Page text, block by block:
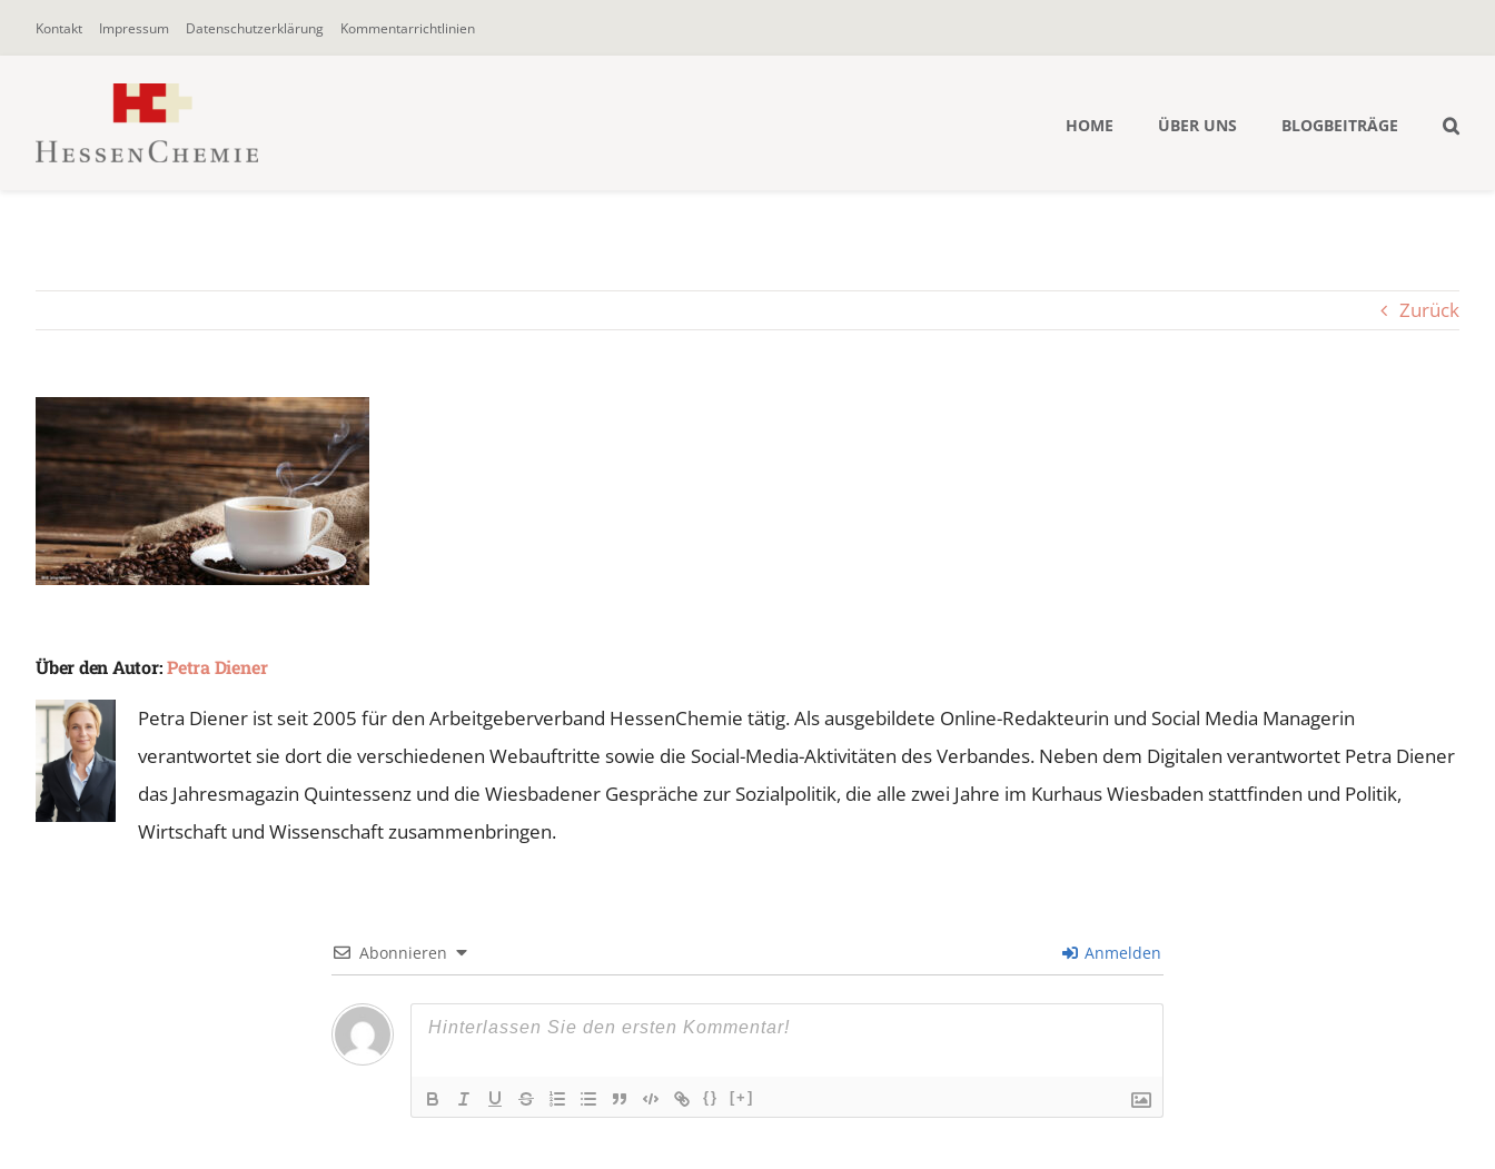
ZumKontakt Impressum Datenschutzerklärung Kommentarrichtlinien
HOME ÜBER UNS BLOGBEITRÄGE
Zurück
Über den Autor:Petra Diener
Petra Diener ist seit 2005 für den Arbeitgeberverband HessenChemie tätig. Als ausgebildete Online-Redakteurin und Social Media Managerin
verantwortet sie dort die verschiedenen Webauftritte sowie die Social-Media-Aktivitäten des Verbandes. Neben dem Digitalen verantwortet Petra Diener
das Jahresmagazin Quintessenz und die Wiesbadener Gespräche zur Sozialpolitik, die alle zwei Jahre im Kurhaus Wiesbaden stattfinden und Politik,
Wirtschaft und Wissenschaft zusammenbringen.
Abonnieren Anmelden
{} [+]